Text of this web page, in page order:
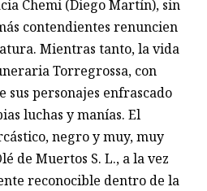
Chemi (Diego Martín), sin
contendientes renuncien
Mientras tanto, la vida
Torregrossa, con
sus personajes enfrascado
luchas y manías. El
negro y muy, muy
de Muertos S. L., a la vez
reconocible dentro de la